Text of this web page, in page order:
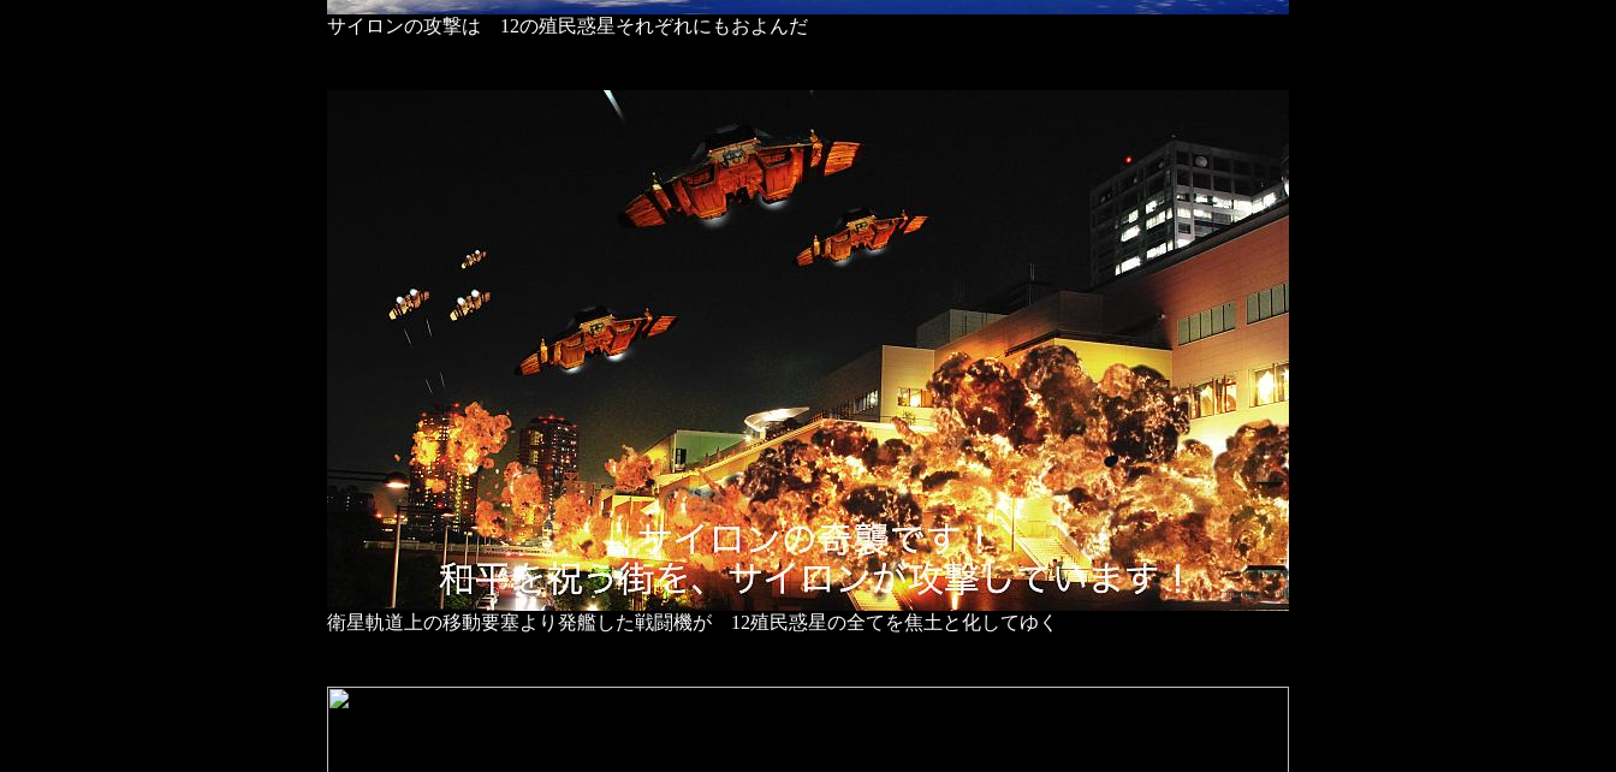
サイロンの攻撃は 12の殖民惑星それぞれにもおよんだ
衛星軌道上の移動要塞より発艦した戦闘機が 12殖民惑星の全てを焦土と化してゆく